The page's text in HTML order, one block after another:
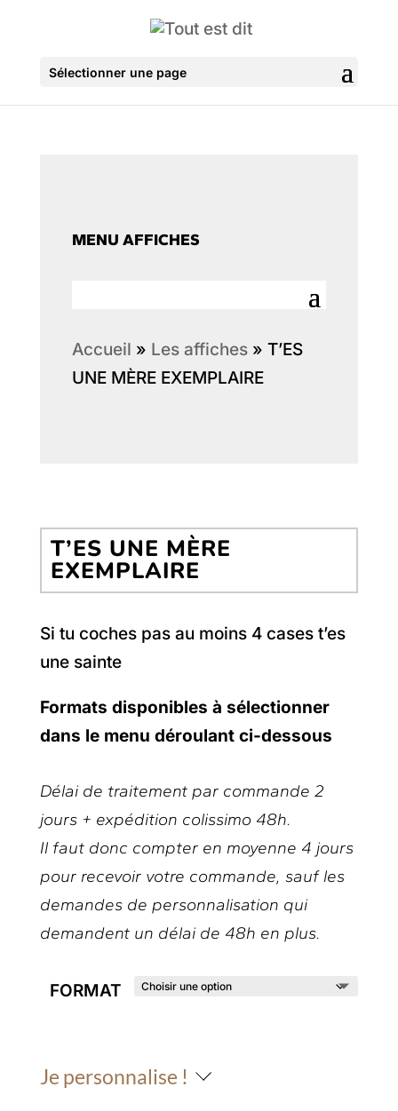
Sélectionner une page
MENU AFFICHES
Accueil » Les affiches» T’ES
UNE MÈRE EXEMPLAIRE
T’ES UNE MÈRE
EXEMPLAIRE
Si tu coches pas au moins 4 cases t’es
une sainte
Formats disponibles à sélectionner
dans le menu déroulant ci-dessous
Délai de traitement par commande 2
jours + expédition colissimo 48h.
Il faut donc compter en moyenne 4 jours
pour recevoir votre commande, sauf les
demandes de personnalisation qui
demandent un délai de 48h en plus.
FORMAT
Je personnalise !